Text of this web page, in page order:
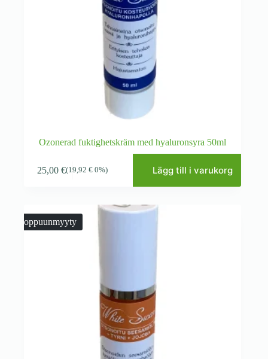
Ozonerad fuktighetskräm med hyaluronsyra 50ml
25,00 €(19,92 €0%) Lägg till i varukorg
Loppuunmyyty